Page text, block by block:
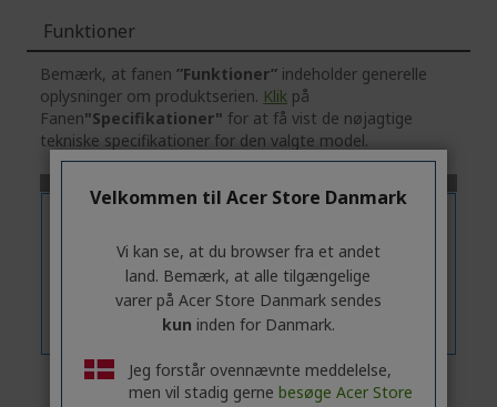
Funktioner
Bemærk, at fanen ”Funktioner” indeholder generelle
oplysninger om produktserien. Klik på
Fanen"Specifikationer" for at få vist de nøjagtige
tekniske specifikationer for den valgte model.
Velkommen til Acer Store Danmark
Vi kan se, at du browser fra et andet
land. Bemærk, at alle tilgængelige
varer på Acer Store Danmark sendes
kun inden for Danmark.
Jeg forstår ovennævnte meddelelse,
men vil stadig gerne besøge Acer Store